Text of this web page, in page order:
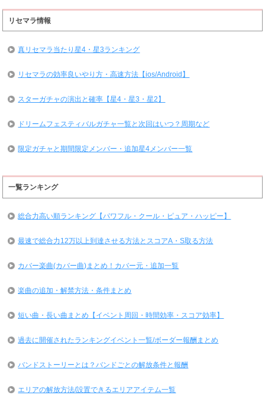
リセマラ情報
真リセマラ当たり星4・星3ランキング
リセマラの効率良いやり方・高速方法【ios/Android】
スターガチャの演出と確率【星4・星3・星2】
ドリームフェスティバルガチャ一覧と次回はいつ？周期など
限定ガチャと期間限定メンバー・追加星4メンバー一覧
一覧ランキング
総合力高い順ランキング【パワフル・クール・ピュア・ハッピー】
最速で総合力12万以上到達させる方法とスコアA・S取る方法
カバー楽曲(カバー曲)まとめ！カバー元・追加一覧
楽曲の追加・解禁方法・条件まとめ
短い曲・長い曲まとめ【イベント周回・時間効率・スコア効率】
過去に開催されたランキングイベント一覧/ボーダー報酬まとめ
バンドストーリーとは？バンドごとの解放条件と報酬
エリアの解放方法/設置できるエリアアイテム一覧